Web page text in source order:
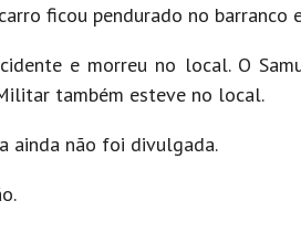
ficou pendurado no barranco
e morreu no local. O
também esteve no local.
ainda não foi divulgada.